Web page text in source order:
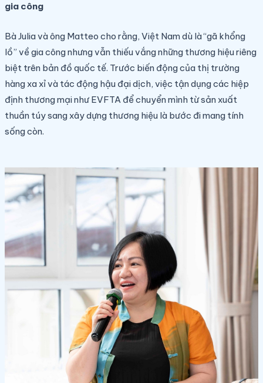
gia công
Bà Julia và ông Matteo cho rằng, Việt Nam dù là “gã khổng
lồ” về gia công nhưng vẫn thiếu vắng những thương hiệu riêng
biệt trên bản đồ quốc tế. Trước biến động của thị trường
hàng xa xỉ và tác động hậu đại dịch, việc tận dụng các hiệp
định thương mại như EVFTA để chuyển mình từ sản xuất
thuần túy sang xây dựng thương hiệu là bước đi mang tính
sống còn.